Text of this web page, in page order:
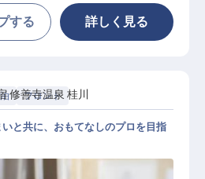
する 詳しく見る
フロント
修善寺温泉 桂川
と共に、おもてなしのプロを目指